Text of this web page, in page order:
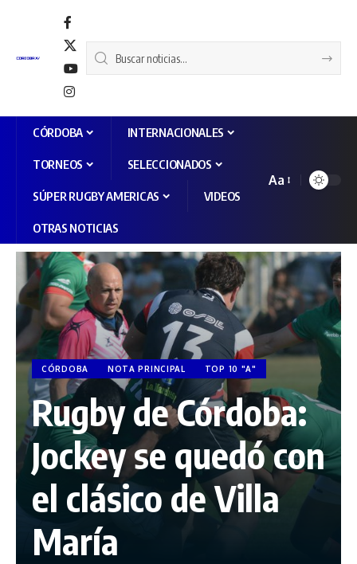
CÓRDOBA INTERNACIONALES
TORNEOS SELECCIONADOS
SÚPER RUGBY AMERICAS VIDEOS
OTRAS NOTICIAS
Aa
CÓRDOBA NOTA PRINCIPAL TOP 10 "A"
Rugby de Córdoba:
Jockey se quedó con
el clásico de Villa
María